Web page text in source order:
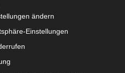
ändern
Einstellungen